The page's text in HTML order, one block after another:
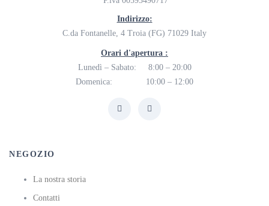
Indirizzo:
C.da Fontanelle, 4 Troia (FG) 71029 Italy
Orari d'apertura :
Lunedì – Sabato: 8:00 – 20:00
Domenica: 10:00 – 12:00
NEGOZIO
La nostra storia
Contatti